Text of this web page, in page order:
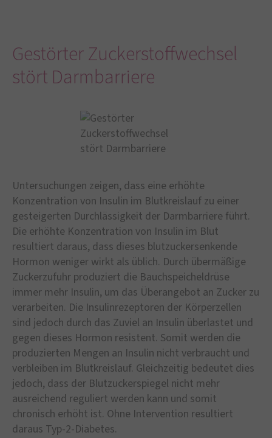
Gestörter Zuckerstoffwechsel
stört Darmbarriere
Untersuchungen zeigen, dass eine erhöhte
Konzentration von Insulin im Blutkreislauf zu einer
gesteigerten Durchlässigkeit der Darmbarriere führt.
Die erhöhte Konzentration von Insulin im Blut
resultiert daraus, dass dieses blutzuckersenkende
Hormon weniger wirkt als üblich. Durch übermäßige
Zuckerzufuhr produziert die Bauchspeicheldrüse
immer mehr Insulin, um das Überangebot an Zucker zu
verarbeiten. Die Insulinrezeptoren der Körperzellen
sind jedoch durch das Zuviel an Insulin überlastet und
gegen dieses Hormon resistent. Somit werden die
produzierten Mengen an Insulin nicht verbraucht und
verbleiben im Blutkreislauf. Gleichzeitig bedeutet dies
jedoch, dass der Blutzuckerspiegel nicht mehr
ausreichend reguliert werden kann und somit
chronisch erhöht ist. Ohne Intervention resultiert
daraus Typ-2-Diabetes.